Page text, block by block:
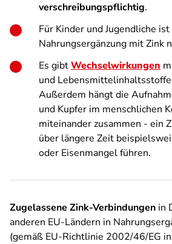
verschreibungspflichtig.
Für Kinder und Jugendliche ist
Nahrungsergänzung mit Zink
Es gibtWechselwirkungen
und
Außerdem hängt die
und Kupfer im menschlichen
miteinander zusammen - ein
über längere Zeit
oder Eisenmangel führen.
Zugelassene Zink-Verbindungen in
anderen EU-Ländern in
(gemäß EU-Richtlinie 2002/46/EG